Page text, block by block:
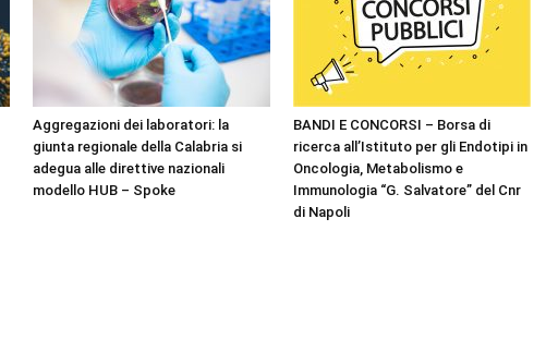
Aggregazioni dei laboratori: la
giunta regionale della Calabria si
adegua alle direttive nazionali
modello HUB – Spoke
BANDI E CONCORSI – Borsa di
ricerca all’Istituto per gli Endotipi in
Oncologia, Metabolismo e
Immunologia “G. Salvatore” del Cnr
di Napoli